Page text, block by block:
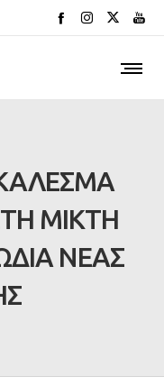
ΜΙΚΤΗ
ΝΕΑΣ